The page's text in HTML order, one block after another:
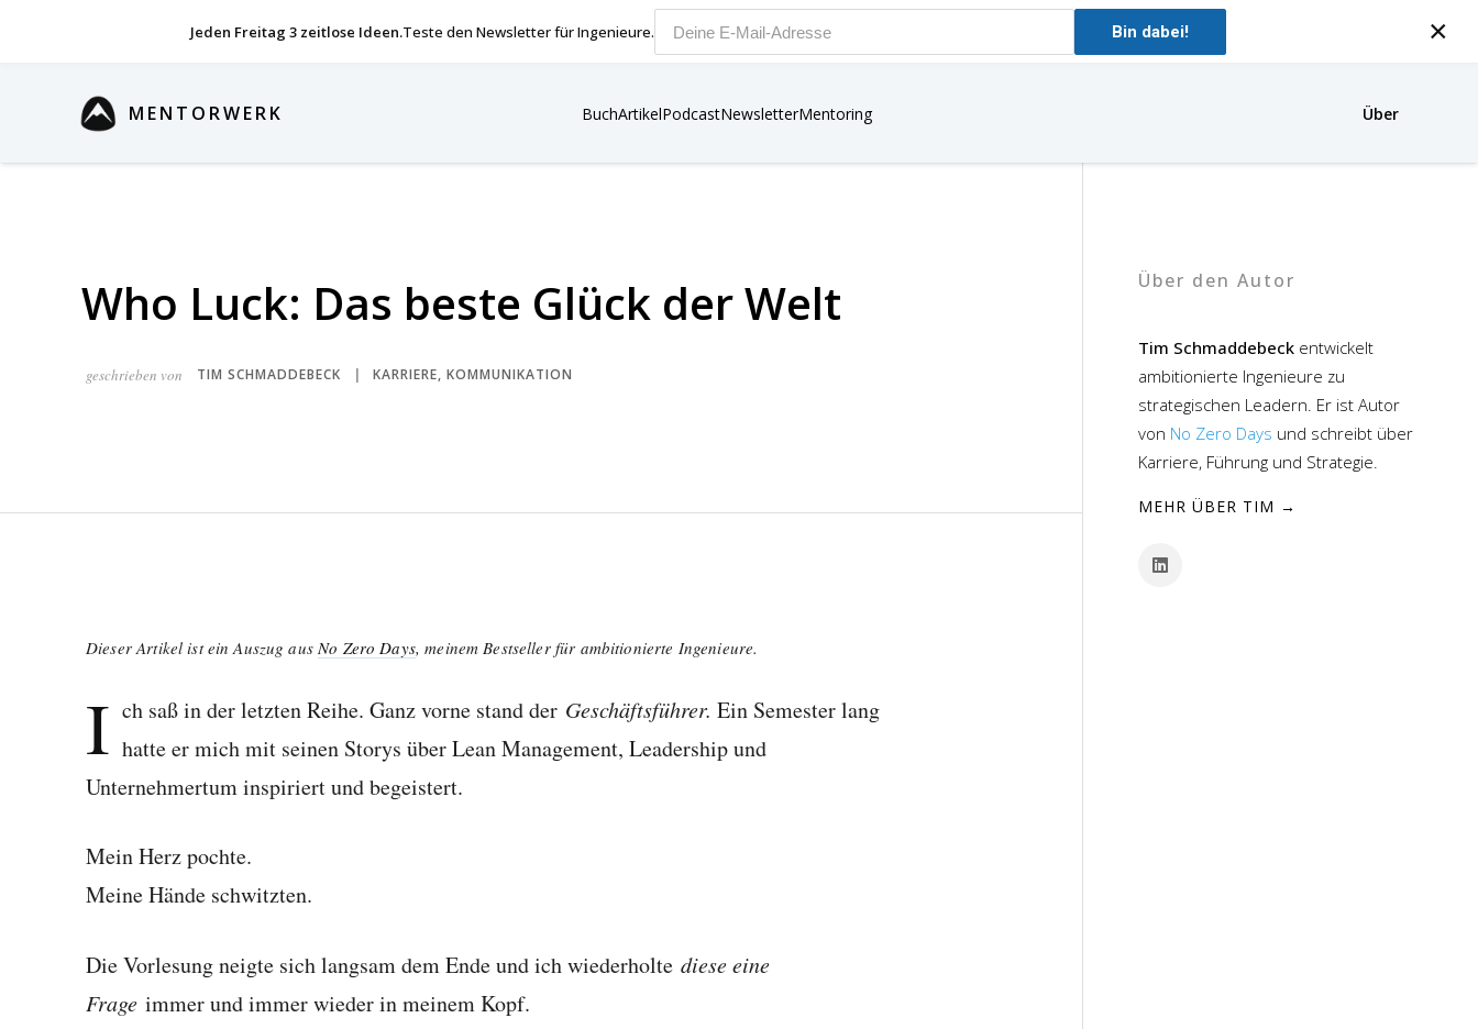
MENTORWERK BuchArtikelPodcastNewsletterMentoring
Jeden Freitag 3 zeitlose Ideen.Teste den Newsletter für Ingenieure.
E-Mail-Adresse
Bin dabei! ×
Über
Who Luck: Das beste Glück der Welt
geschrieben von TIM SCHMADDEBECK KARRIERE,KOMMUNIKATION
Dieser Artikel ist ein Auszug ausNo Zero Days, meinem Bestseller für ambitionierte Ingenieure.
I ch saß in der letzten Reihe. Ganz vorne stand der Geschäftsführer.Ein Semester lang
hatte er mich mit seinen Storys über Lean Management, Leadership und
Unternehmertum inspiriert und begeistert.
Mein Herz pochte.
Meine Hände schwitzten.
Die Vorlesung neigte sich langsam dem Ende und ich wiederholte diese eine
Frage immer und immer wieder in meinem Kopf.
Über den Autor
Tim Schmaddebeck entwickelt
ambitionierte Ingenieure zu
strategischen Leadern. Er ist Autor
von No Zero Days und schreibt über
Karriere, Führung und Strategie.
MEHR ÜBER TIM →